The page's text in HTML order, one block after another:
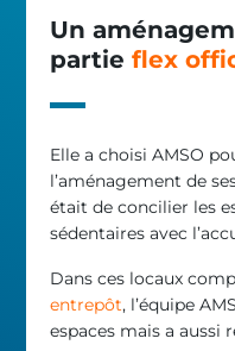
Un
partieflex
Elle a choisi AMSO
l’aménagement de
était de concilier les
sédentaires avec
Dans ces locaux
entrepôt, l’équipe
espaces mais a aussi